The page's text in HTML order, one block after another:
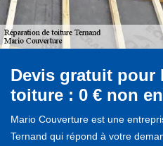
Devis gratuit pour
toiture : 0 € non
Mario Couverture est une
Ternand qui répond à votre